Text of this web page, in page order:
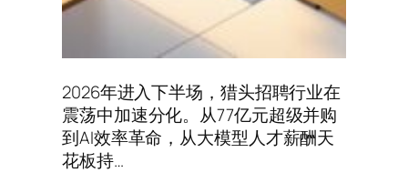
2026年进入下半场，猎头招聘行业在
震荡中加速分化。从77亿元超级并购
到AI效率革命，从大模型人才薪酬天
花板持…